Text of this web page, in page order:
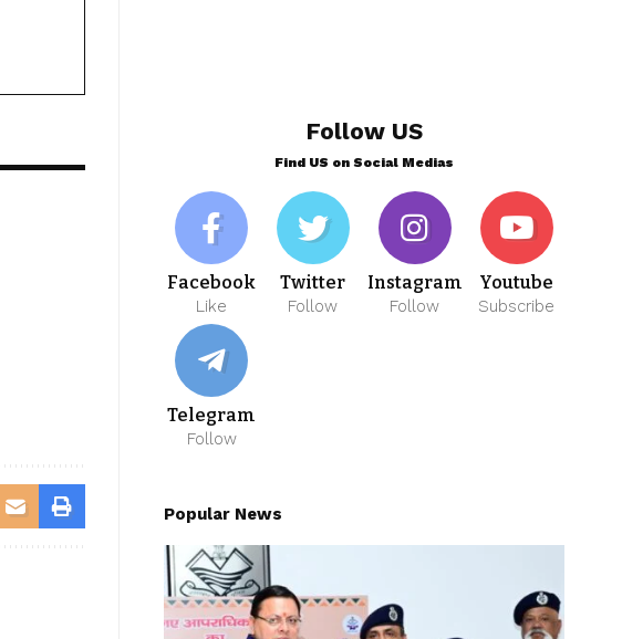
Follow US
Find US on Social Medias
Facebook
Like
Twitter
Follow
Instagram
Follow
Youtube
Subscribe
Telegram
Follow
Popular News